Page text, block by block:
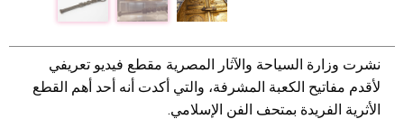
نشرت وزارة السياحة والآثار المصرية مقطع فيديو تعريفي
لأقدم مفاتيح الكعبة المشرفة، والتي أكدت أنه أحد أهم القطع
الأثرية الفريدة بمتحف الفن الإسلامي.